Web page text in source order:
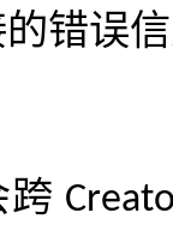
错误
跨